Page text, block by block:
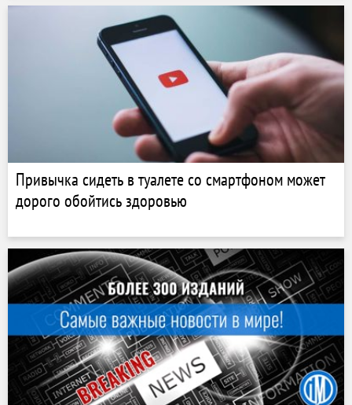
Привычка сидеть в туалете со смартфоном может
дорого обойтись здоровью